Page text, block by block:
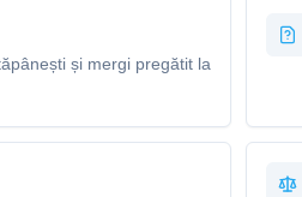
și mergi pregătit la